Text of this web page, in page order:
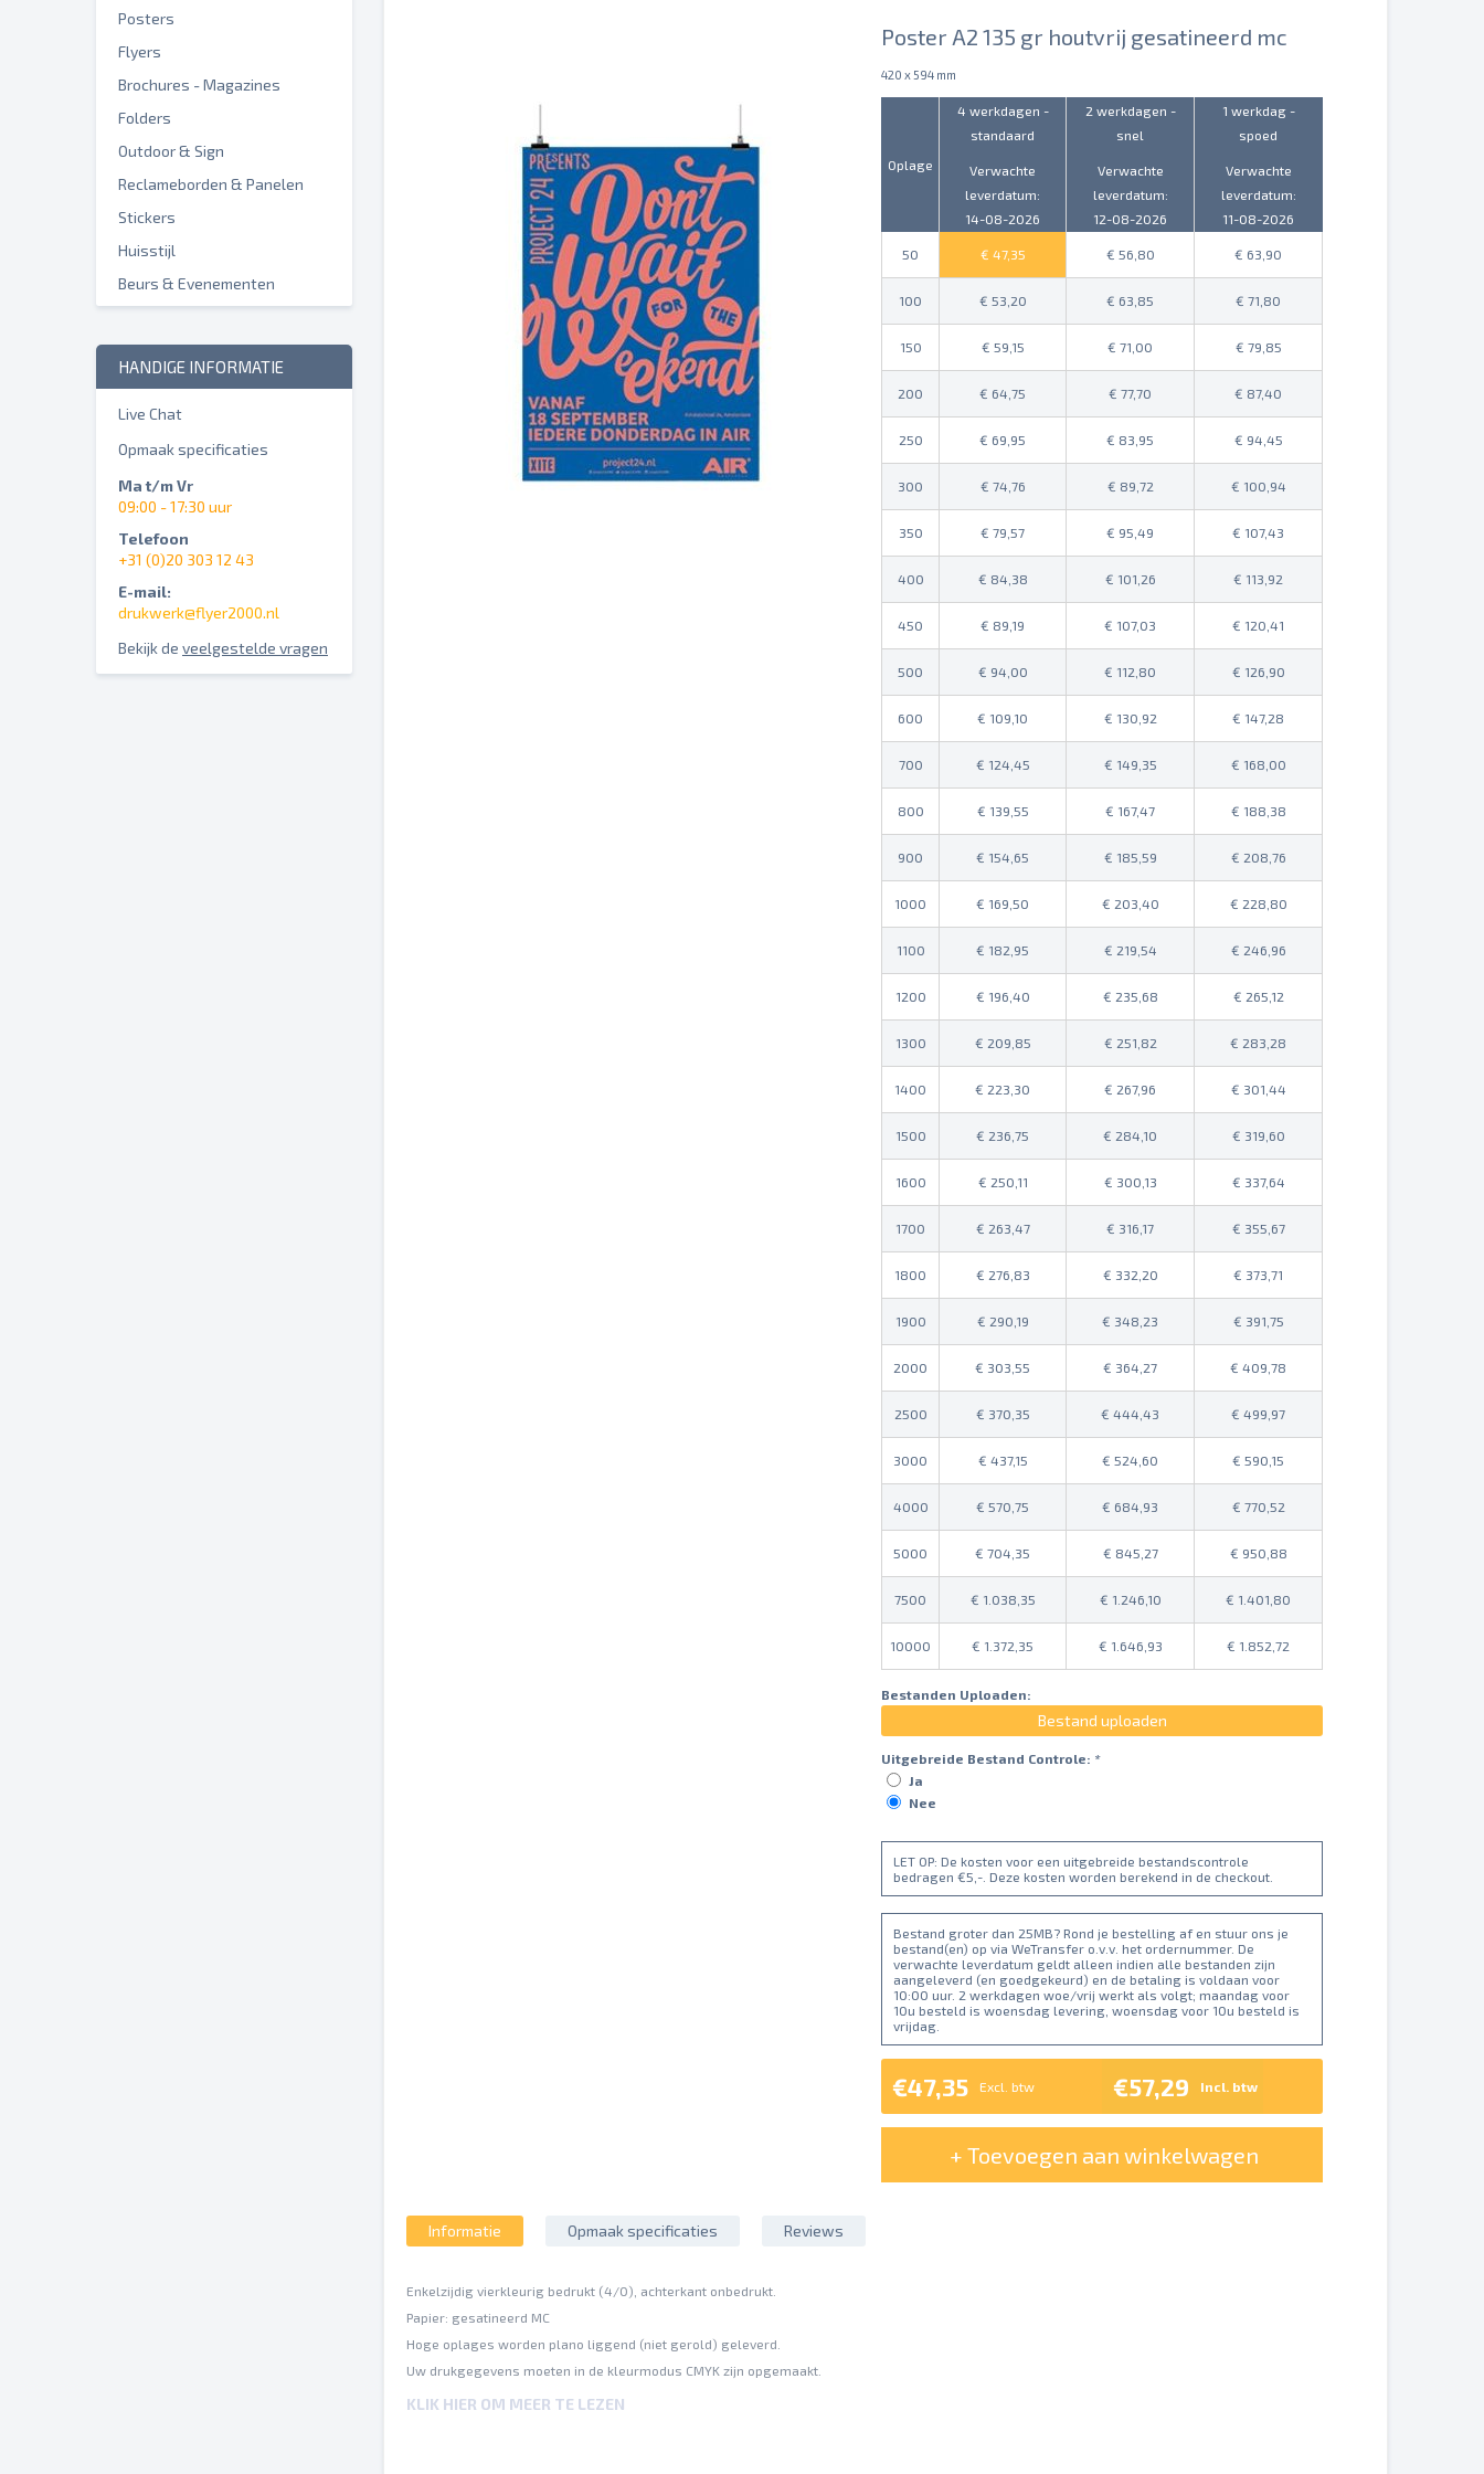
Posters
Flyers
Brochures - Magazines
Folders
Outdoor & Sign
Reclameborden & Panelen
Stickers
Huisstijl
Beurs & Evenementen
HANDIGE INFORMATIE
Live Chat
Opmaak specificaties
Ma t/m Vr
09:00 - 17:30 uur
Telefoon
+31 (0)20 303 12 43
E-mail:
drukwerk@flyer2000.nl
Bekijk de veelgestelde vragen
Poster A2 135 gr houtvrij gesatineerd mc
420 x 594 mm
Oplage
4 werkdagen -
standaard
Verwachte
leverdatum:
14-08-2026
2 werkdagen -
snel
Verwachte
leverdatum:
12-08-2026
1 werkdag -
spoed
Verwachte
leverdatum:
11-08-2026
50 47,35 56,80 63,90
100 53,20 63,85 71,80
150 59,15 71,00 79,85
200 64,75 77,70 87,40
250 69,95 83,95 94,45
300 74,76 89,72 100,94
350 79,57 95,49 107,43
400 84,38 101,26 113,92
450 89,19 107,03 120,41
500 94,00 112,80 126,90
600 109,10 130,92 147,28
700 124,45 149,35 168,00
800 139,55 167,47 188,38
900 154,65 185,59 208,76
1000 169,50 203,40 228,80
1100 182,95 219,54 246,96
1200 196,40 235,68 265,12
1300 209,85 251,82 283,28
1400 223,30 267,96 301,44
1500 236,75 284,10 319,60
1600 250,11 300,13 337,64
1700 263,47 316,17 355,67
1800 276,83 332,20 373,71
1900 290,19 348,23 391,75
2000 303,55 364,27 409,78
2500 370,35 444,43 499,97
3000 437,15 524,60 590,15
4000 570,75 684,93 770,52
5000 704,35 845,27 950,88
7500 1.038,35 1.246,10 1.401,80
10000 1.372,35 1.646,93 1.852,72
Bestanden Uploaden:
Bestand uploaden
Uitgebreide Bestand Controle: *
Ja
Nee
LET OP: De kosten voor een uitgebreide bestandscontrole
bedragen €5,-. Deze kosten worden berekend in de checkout.
Bestand groter dan 25MB? Rond je bestelling af en stuur ons je
bestand(en) op via WeTransfer o.v.v. het ordernummer. De
verwachte leverdatum geldt alleen indien alle bestanden zijn
aangeleverd (en goedgekeurd) en de betaling is voldaan voor
10:00 uur. 2 werkdagen woe/vrij werkt als volgt; maandag voor
10u besteld is woensdag levering, woensdag voor 10u besteld is
vrijdag.
€47,35 Excl. btw €57,29 Incl. btw
+ Toevoegen aan winkelwagen
Informatie Opmaak specificaties Reviews
Enkelzijdig vierkleurig bedrukt (4/0), achterkant onbedrukt.
Papier: gesatineerd MC
Hoge oplages worden plano liggend (niet gerold) geleverd.
Uw drukgegevens moeten in de kleurmodus CMYK zijn opgemaakt.
ISO Coated v2 (gebaseerd op FOGRA39).
KLIK HIER OM MEER TE LEZEN